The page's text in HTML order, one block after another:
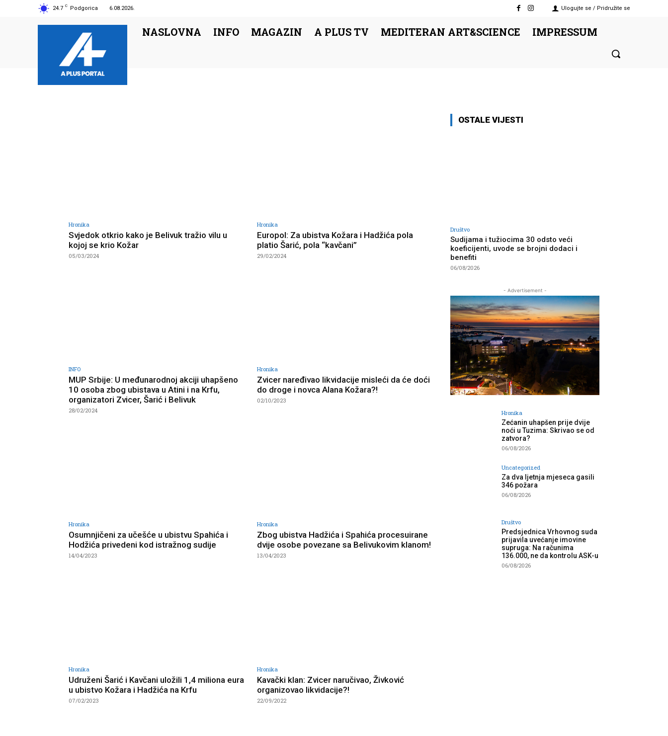
24.7 C Podgorica 6.08.2026. Ulogujte se / Pridružite se
NASLOVNA INFO MAGAZIN A PLUS TV MEDITERAN ART&SCIENCE IMPRESSUM
Hronika
Svjedok otkrio kako je Belivuk tražio vilu u
kojoj se krio Kožar
05/03/2024
Hronika
Europol: Za ubistva Kožara i Hadžića pola
platio Šarić, pola “kavčani”
29/02/2024
INFO
MUP Srbije: U međunarodnoj akciji uhapšeno
10 osoba zbog ubistava u Atini i na Krfu,
organizatori Zvicer, Šarić i Belivuk
28/02/2024
Hronika
Zvicer naređivao likvidacije misleći da će doći
do droge i novca Alana Kožara?!
02/10/2023
Hronika
Osumnjičeni za učešće u ubistvu Spahića i
Hodžića privedeni kod istražnog sudije
14/04/2023
Hronika
Zbog ubistva Hadžića i Spahića procesuirane
dvije osobe povezane sa Belivukovim klanom!
13/04/2023
Hronika
Udruženi Šarić i Kavčani uložili 1,4 miliona eura
u ubistvo Kožara i Hadžića na Krfu
07/02/2023
Hronika
Kavački klan: Zvicer naručivao, Živković
organizovao likvidacije?!
22/09/2022
OSTALE VIJESTI
Društvo
Sudijama i tužiocima 30 odsto veći
koeficijenti, uvode se brojni dodaci i
benefiti
06/08/2026
- Advertisement -
Hronika
Zećanin uhapšen prije dvije
noći u Tuzima: Skrivao se od
zatvora?
06/08/2026
Uncategorized
Za dva ljetnja mjeseca gasili
346 požara
06/08/2026
Društvo
Predsjednica Vrhovnog suda
prijavila uvećanje imovine
supruga: Na računima
136.000, ne da kontrolu ASK-u
06/08/2026